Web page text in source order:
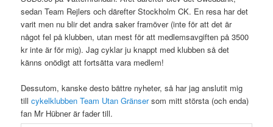
sedan Team Rejlers och därefter Stockholm CK. En resa har det
varit men nu blir det andra saker framöver (inte för att det är
något fel på klubben, utan mest för att medlemsavgiften på 3500
kr inte är för mig). Jag cyklar ju knappt med klubben så det
känns onödigt att fortsätta vara medlem!
Dessutom, kanske desto bättre nyheter, så har jag anslutit mig
tillcykelklubben Team Utan Gränsersom mitt största (och enda)
fan Mr Hübner är fader till.